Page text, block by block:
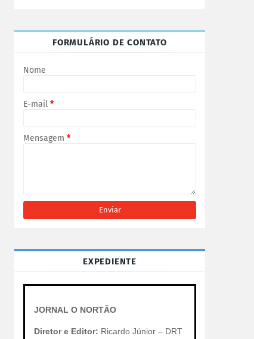
FORMULÁRIO DE CONTATO
Nome
E-mail *
Mensagem *
EXPEDIENTE
JORNAL O NORTÃO
Diretor e Editor: Ricardo Júnior – DRT